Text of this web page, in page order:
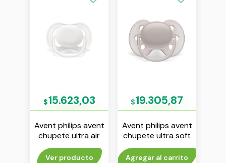
$15.623,03
Avent philips avent
chupete ultra air
liso 6-18 m env x 1
Ver producto
$19.305,87
Avent philips avent
chupete ultra soft
6-18 m liso gris env
x1
Agregar al carrito